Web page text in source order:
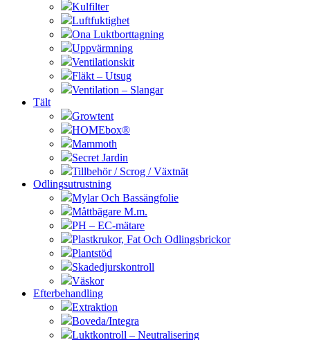
Kulfilter
Luftfuktighet
Ona Luktborttagning
Uppvärmning
Ventilationskit
Fläkt – Utsug
Ventilation – Slangar
Tält
Growtent
HOMEbox®
Mammoth
Secret Jardin
Tillbehör / Scrog / Växtnät
Odlingsutrustning
Mylar Och Bassängfolie
Måttbägare M.m.
PH – EC-mätare
Plastkrukor, Fat Och Odlingsbrickor
Plantstöd
Skadedjurskontroll
Väskor
Efterbehandling
Extraktion
Boveda/Integra
Luktkontroll – Neutralisering